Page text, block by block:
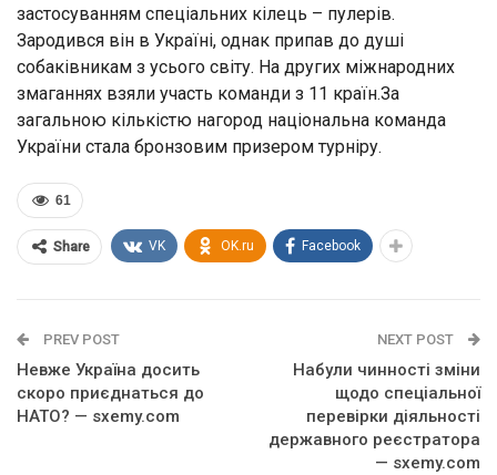
застосуванням спеціальних кілець – пулерів.
Зародився він в Україні, однак припав до душі
собаківникам з усього світу. На других міжнародних
змаганнях взяли участь команди з 11 країн.За
загальною кількістю нагород національна команда
України стала бронзовим призером турніру.
61
Share VK OK.ru Facebook
PREV POST
Невже Україна досить
скоро приєднаться до
НАТО? — sxemy.com
NEXT POST
Набули чинності зміни
щодо спеціальної
перевірки діяльності
державного реєстратора
— sxemy.com